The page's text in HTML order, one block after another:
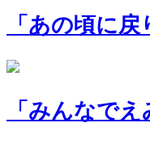
「あの頃に
「みんなで